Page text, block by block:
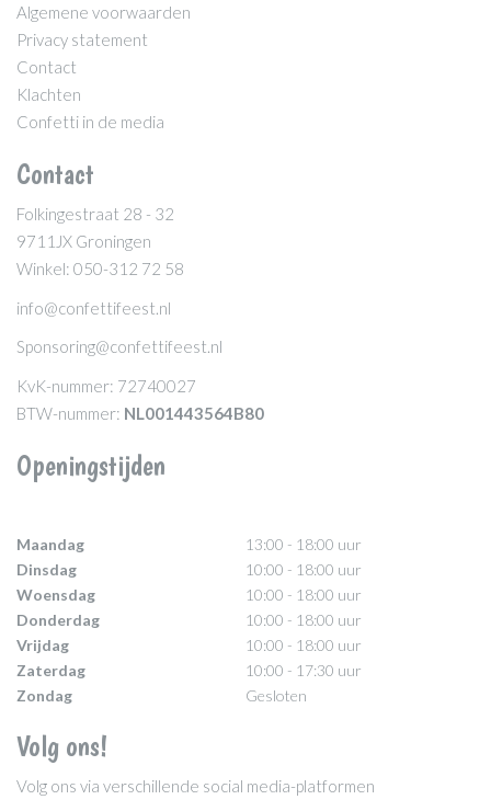
Algemene voorwaarden
Privacy statement
Contact
Klachten
Confetti in de media
Contact
Folkingestraat 28 - 32
9711JX Groningen
Winkel: 050-312 72 58
info@confettifeest.nl
Sponsoring@confettifeest.nl
KvK-nummer: 72740027
BTW-nummer: NL001443564B80
Openingstijden
Maandag
13:00 - 18:00 uur
Dinsdag
10:00 - 18:00 uur
Woensdag
10:00 - 18:00 uur
Donderdag
10:00 - 18:00 uur
Vrijdag
10:00 - 18:00 uur
Zaterdag
10:00 - 17:30 uur
Zondag
Gesloten
Volg ons!
Volg ons via verschillende social media-platformen